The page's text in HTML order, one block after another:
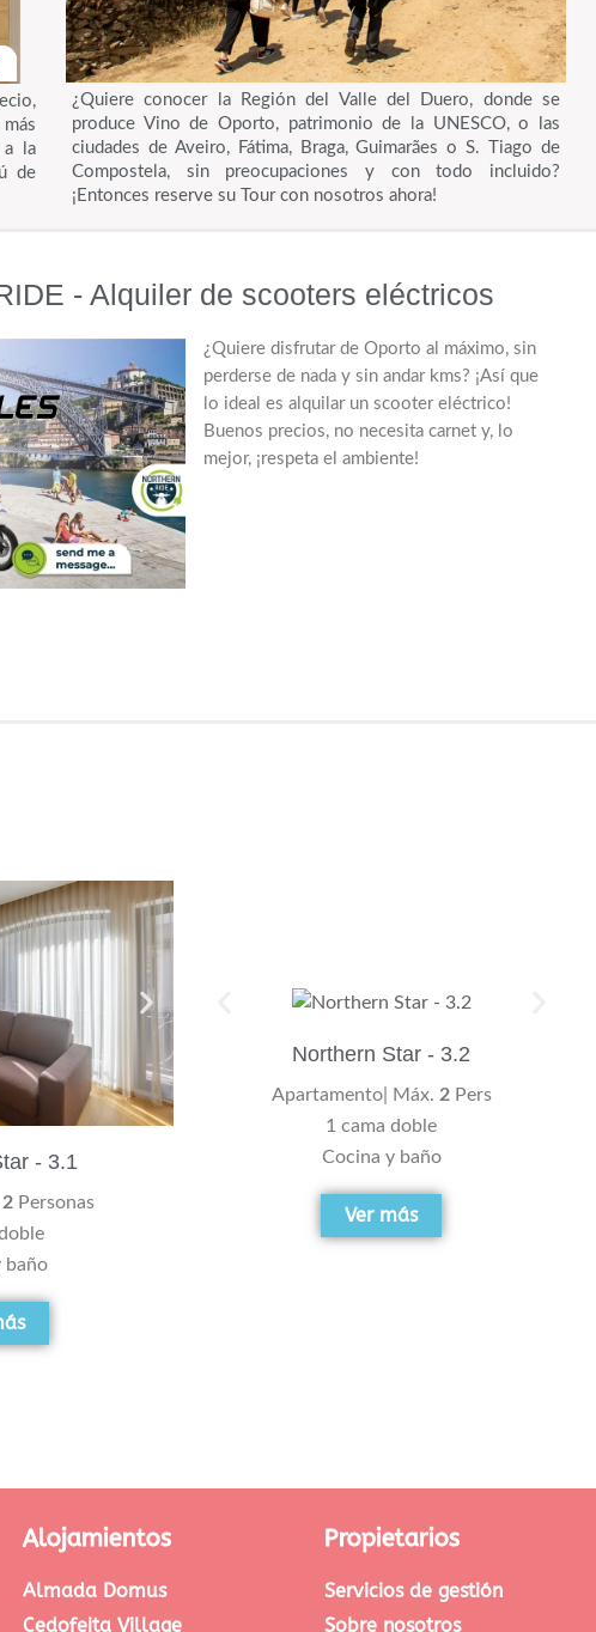
a la
de
¿Quiere conocer la Región del Valle del Duero, donde se
produce Vino de Oporto, patrimonio de la UNESCO, o las
ciudades de Aveiro, Fátima, Braga, Guimarães o S. Tiago de
Compostela, sin preocupaciones y con todo incluido?
¡Entonces reserve su Tour con nosotros ahora!
- Alquiler de scooters eléctricos
¿Quiere disfrutar de Oporto al máximo, sin
perderse de nada y sin andar kms? ¡Así que
lo ideal es alquilar un scooter eléctrico!
Buenos precios, no necesita carnet y, lo
mejor, ¡respeta el ambiente!
- 3.1
2Personas
baño
Northern Star - 3.2
Apartamento| Máx. 2Pers
1 cama doble
Cocina y baño
Ver más
Alojamientos
Almada Domus
Cedofeita Village
Propietarios
Servicios de gestión
Sobre nosotros